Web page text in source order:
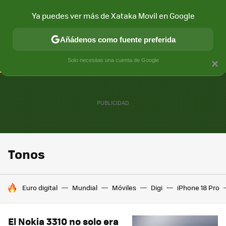
CONECTIVIDAD MÓVIL Y SOCIEDAD APLICACIONES
Tonos
HOY SE HABLA DE
Euro digital Mundial Móviles Digi iPhone 18 Pro
El Nokia 3310 no solo era
×
Ya puedes ver más de Xataka Movil en Google
Añádenos como fuente preferida
Solo necesitas una cuenta de Google